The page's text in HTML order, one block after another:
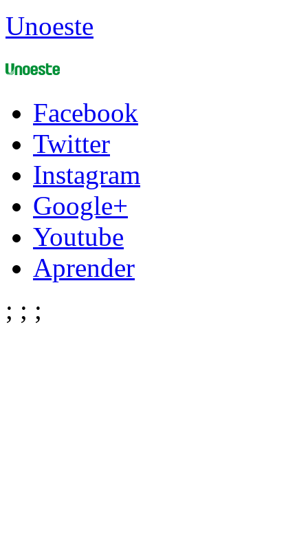
Unoeste
Facebook
Twitter
Instagram
Google+
Youtube
Aprender
; ; ;